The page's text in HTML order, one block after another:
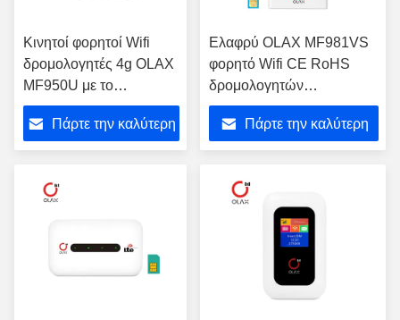
Κινητοί φορητοί Wifi
δρομολογητές 4g OLAX
MF950U με το
διαποδιαμορφωτή
B2/4/7/12/13/B28
αυλακώσεων Sim
Πάρτε την καλύτερη
Ελαφρύ OLAX MF981VS
φορητό Wifi CE RoHS
δρομολογητών
ξεκλειδωμένο 4G
Πάρτε την καλύτερη